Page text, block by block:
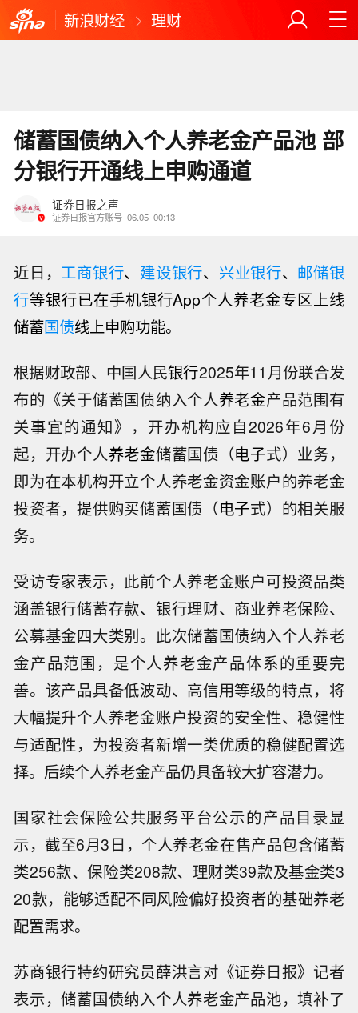
新浪财经 理财
储蓄国债纳入个人养老金产品池 部
分银行开通线上申购通道
证券日报之声
证券日报官方账号 06.05 00:13
近日， 工商银行、 建设银行、 兴业银行、 邮储银
行等银行已在手机银行App个人养老金专区上线
储蓄国债线上申购功能。
根据财政部、中国人民银行2025年11月份联合发
布的《关于储蓄国债纳入个人养老金产品范围有
关事宜的通知》，开办机构应自2026年6月份
起，开办个人养老金储蓄国债（电子式）业务，
即为在本机构开立个人养老金资金账户的养老金
投资者，提供购买储蓄国债（电子式）的相关服
务。
受访专家表示，此前个人养老金账户可投资品类
涵盖银行储蓄存款、银行理财、商业养老保险、
公募基金四大类别。此次储蓄国债纳入个人养老
金产品范围，是个人养老金产品体系的重要完
善。该产品具备低波动、高信用等级的特点，将
大幅提升个人养老金账户投资的安全性、稳健性
与适配性，为投资者新增一类优质的稳健配置选
择。后续个人养老金产品仍具备较大扩容潜力。
国家社会保险公共服务平台公示的产品目录显
示，截至6月3日，个人养老金在售产品包含储蓄
类256款、保险类208款、理财类39款及基金类3
20款，能够适配不同风险偏好投资者的基础养老
配置需求。
苏商银行特约研究员薛洪言对《证券日报》记者
表示，储蓄国债纳入个人养老金产品池，填补了